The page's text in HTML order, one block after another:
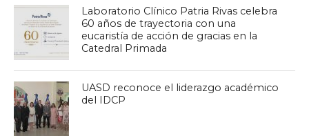
Laboratorio Clínico Patria Rivas celebra
60 años de trayectoria con una
eucaristía de acción de gracias en la
Catedral Primada
UASD reconoce el liderazgo académico
del IDCP